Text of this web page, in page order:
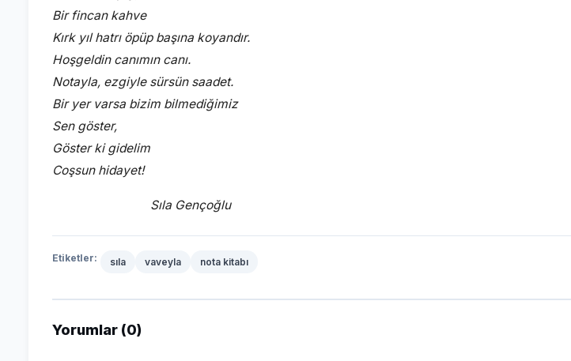
Bir fincan kahve
Kırk yıl hatrı öpüp başına koyandır.
Hoşgeldin canımın canı.
Notayla, ezgiyle sürsün saadet.
Bir yer varsa bizim bilmediğimiz
Sen göster,
Göster ki gidelim
Coşsun hidayet!
Sıla Gençoğlu
Etiketler: sıla vaveyla nota kitabı
Yorumlar (0)